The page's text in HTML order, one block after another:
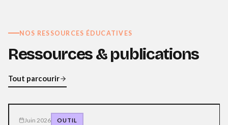
NOS RESSOURCES ÉDUCATIVES
Ressources &publications
Tout parcourir
Juin 2026 OUTIL